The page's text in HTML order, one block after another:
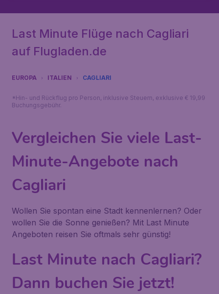
Last Minute Flüge nach Cagliari
auf Flugladen.de
EUROPA ITALIEN CAGLIARI
*Hin- und Rückflug pro Person, inklusive Steuern, exklusive € 19,99
Buchungsgebühr.
Vergleichen Sie viele Last-
Minute-Angebote nach
Cagliari
Wollen Sie spontan eine Stadt kennenlernen? Oder
wollen Sie die Sonne genießen? Mit Last Minute
Angeboten reisen Sie oftmals sehr günstig!
Last Minute nach Cagliari?
Dann buchen Sie jetzt!